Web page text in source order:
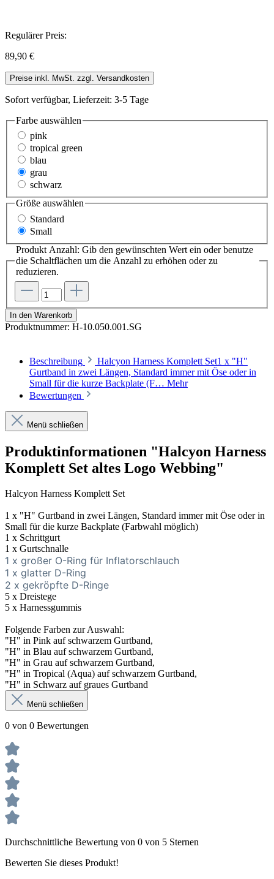
Regulärer Preis:
89,90 €
Preise inkl. MwSt. zzgl. Versandkosten
Sofort verfügbar, Lieferzeit: 3-5 Tage
Farbe auswählen
pink
tropical green
blau
grau
schwarz
Größe auswählen
Standard
Small
Produkt Anzahl: Gib den gewünschten Wert ein oder benutze
die Schaltflächen um die Anzahl zu erhöhen oder zu
reduzieren.
In den Warenkorb
Produktnummer: H-10.050.001.SG
Beschreibung
Halcyon Harness Komplett Set1 x "H"
Gurtband in zwei Längen, Standard immer mit Öse oder in
Small für die kurze Backplate (F… Mehr
Bewertungen
Menü schließen
Produktinformationen "Halcyon Harness
Komplett Set altes Logo Webbing"
Halcyon Harness Komplett Set
1 x "H" Gurtband in zwei Längen, Standard immer mit Öse oder in
Small für die kurze Backplate (Farbwahl möglich)
1 x Schrittgurt
1 x Gurtschnalle
1 x großer O-Ring für Inflatorschlauch
1 x glatter D-Ring
2 x gekröpfte D-Ringe
5 x Dreistege
5 x Harnessgummis
Folgende Farben zur Auswahl:
"H" in Pink auf schwarzem Gurtband,
"H" in Blau auf schwarzem Gurtband,
"H" in Grau auf schwarzem Gurtband,
"H" in Tropical (Aqua) auf schwarzem Gurtband,
"H" in Schwarz auf graues Gurtband
Menü schließen
0 von 0 Bewertungen
Durchschnittliche Bewertung von 0 von 5 Sternen
Bewerten Sie dieses Produkt!